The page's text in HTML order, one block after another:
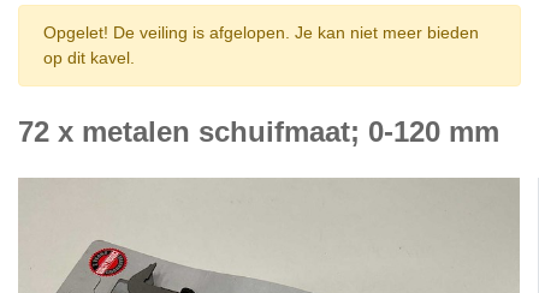
Opgelet! De veiling is afgelopen. Je kan niet meer bieden
op dit kavel.
72 x metalen schuifmaat; 0-120 mm